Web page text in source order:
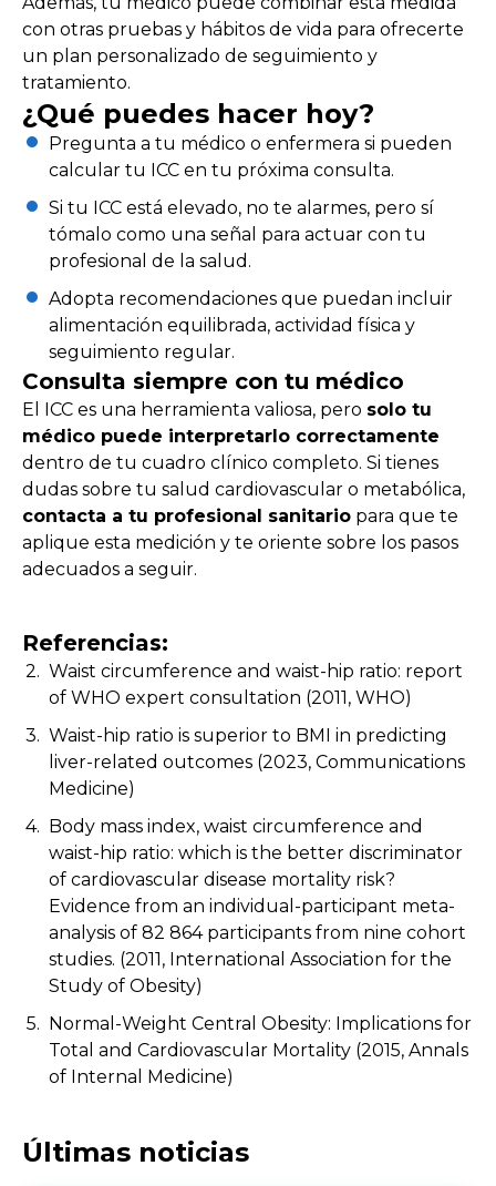
con otras pruebas y hábitos de vida para ofrecerte
un plan personalizado de seguimiento y
tratamiento.
¿Qué puedes hacer hoy?
Pregunta a tu médico o enfermera si pueden
calcular tu ICC en tu próxima consulta.
Si tu ICC está elevado, no te alarmes, pero sí
tómalo como una señal para actuar con tu
profesional de la salud.
Adopta recomendaciones que puedan incluir
alimentación equilibrada, actividad física y
seguimiento regular.
Consulta siempre con tu médico
El ICC es una herramienta valiosa, pero solo tu
médico puede interpretarlo correctamente
dentro de tu cuadro clínico completo. Si tienes
dudas sobre tu salud cardiovascular o metabólica,
contacta a tu profesional sanitario para que te
aplique esta medición y te oriente sobre los pasos
adecuados a seguir.
Referencias:
Waist circumference and waist-hip ratio: report
of WHO expert consultation (2011, WHO)
Waist-hip ratio is superior to BMI in predicting
liver-related outcomes (2023, Communications
Medicine)
Body mass index, waist circumference and
waist-hip ratio: which is the better discriminator
of cardiovascular disease mortality risk?
Evidence from an individual-participant meta-
analysis of 82 864 participants from nine cohort
studies. (2011, International Association for the
Study of Obesity)
Normal-Weight Central Obesity: Implications for
Total and Cardiovascular Mortality (2015, Annals
of Internal Medicine)
Últimas noticias